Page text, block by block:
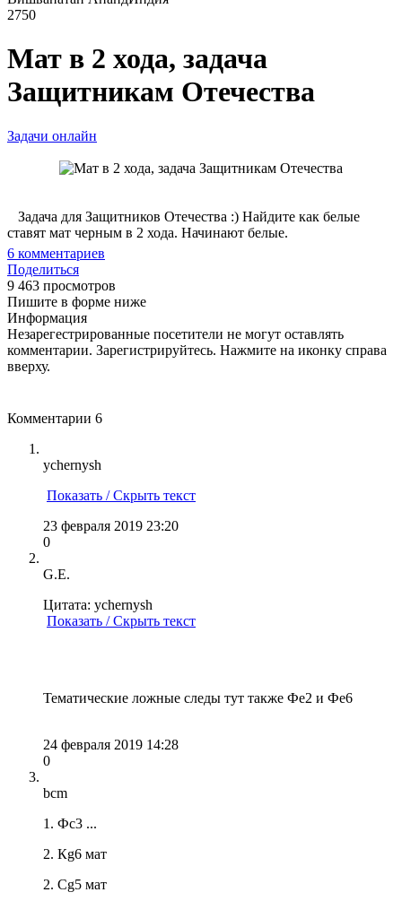
2750
Мат в 2 хода, задача
Защитникам Отечества
Задачи онлайн
Задача для Защитников Отечества :) Найдите как белые
ставят мат черным в 2 хода. Начинают белые.
6 комментариев
Поделиться
9 463 просмотров
Пишите в форме ниже
Информация
Незарегестрированные посетители не могут оставлять
комментарии. Зарегистрируйтесь. Нажмите на иконку справа
вверху.
Комментарии 6
ychernysh
Показать / Скрыть текст
23 февраля 2019 23:20
0
G.E.
Цитата: ychernysh
Показать / Скрыть текст
Тематические ложные следы тут также Фе2 и Фе6
24 февраля 2019 14:28
0
bcm
1. Фс3 ...
2. Кg6 мат
2. Сg5 мат